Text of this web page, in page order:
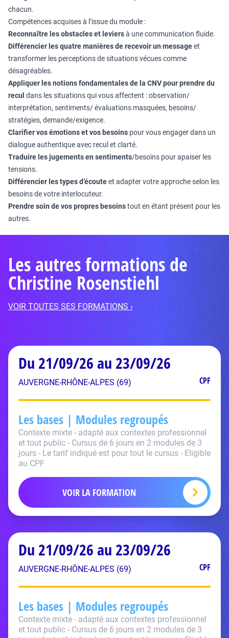
chacun.
Compétences acquises à l’issue du module :
Reconnaître les obstacles et leviersà une communication fluide.
Différencier les quatre manières de recevoir un messageet
transformer les perceptions de situations vécues comme
désagréables.
Appliquer les notions fondamentales de la CNV pour prendre du
recul dans les situations qui vous affectent : observation/
interprétation, sentiments/ évaluations masquées, besoins/
stratégies, demande/exigence.
Clarifier vos émotions et vos besoins pour vous engager dans un
dialogue authentique avec recul et clarté.
Traduire les jugements en sentiments/besoins pour apaiser les
tensions.
Différencier les types d’écouteet adapter votre approche selon les
besoins de votre interlocuteur.
Prendre soin de vos propres besoinstout en étant présent pour les
autres.
Les autres formations de
Christine Rosenstiehl
VOIR TOUTES SES FORMATIONS ›
Du 21/09/26 au 23/09/26
AUVERGNE-RHÔNE-ALPES (69) CPF
Les bases | Modules regroupés
Contexte mixte - adapté aux contextes professionnel
et tout public - Cursus de 6 jours en 2 modules de 3
jours - Le tarif indiqué est pour tout le cursus - Eligible
au CPF
VOIR LA FORMATION
Du 21/09/26 au 23/09/26
AUVERGNE-RHÔNE-ALPES (69) CPF
Les bases | Modules regroupés
Contexte mixte - adapté aux contextes professionnel
et tout public - Cursus de 6 jours en 2 modules de 3